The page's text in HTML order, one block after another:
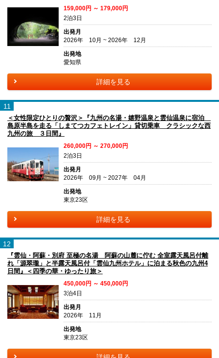
159,000円 ～ 179,000円
2泊3日
出発月
2026年 10月 ~ 2026年 12月
出発地
愛知県
詳細を見る
11
＜女性限定ひとりの贅沢＞『九州の名湯・嬉野温泉と雲仙温泉に宿泊
島原半島を走る「しまてつカフェトレイン」貸切乗車 クラシックな西
九州の旅 ３日間』
260,000円 ～ 270,000円
2泊3日
出発月
2026年 09月 ~ 2027年 04月
出発地
東京23区
詳細を見る
12
『雲仙・阿蘇・別府 至極の名湯 阿蘇の山麓に佇む 全室露天風呂付離
れ「源翠瓏」と半露天風呂付「雲仙九州ホテル」に泊まる秋色の九州4
日間』＜四季の華・ゆったり旅＞
450,000円 ～ 450,000円
3泊4日
出発月
2026年 11月
出発地
東京23区